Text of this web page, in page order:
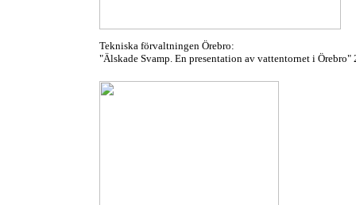
Tekniska förvaltningen Örebro:
"Älskade Svamp. En presentation av vattentornet i Örebro"